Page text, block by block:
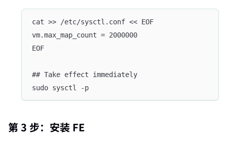
cat >> /etc/sysctl.conf << EOF
vm.max_map_count = 2000000
EOF
## Take effect immediately
sudo sysctl -p
第 3 步：安装 FE